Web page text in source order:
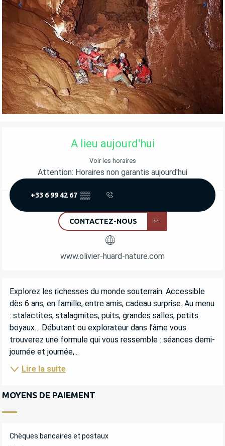
OUVERTURE ET COORDONNÉES
A lieu aujourd'hui
Voir les horaires
Attention: Horaires non garantis aujourd'hui
+33 6 99 42 67 ▒▒
CONTACTEZ-NOUS
www.olivier-huard-nature.com
DESCRIPTION
Explorez les richesses du monde souterrain. Accessible
dès 6 ans, en famille, entre amis, cadeau surprise. Au menu
: stalactites, stalagmites, puits, grandes salles, petits
boyaux… Débutant ou explorateur dans l’âme vous
trouverez une formule qui vous ressemble : séances demi-
journée et journée,...
Lire la suite
MOYENS DE PAIEMENT
Chèques bancaires et postaux